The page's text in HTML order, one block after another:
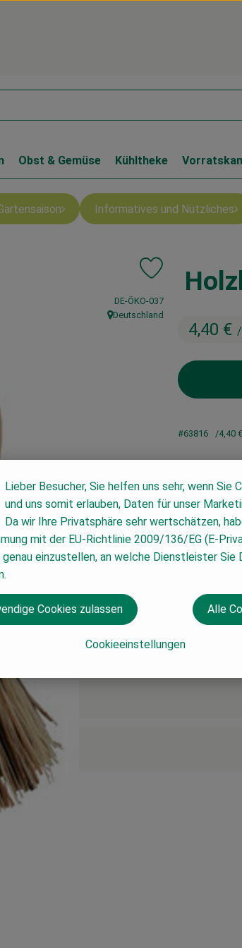
Obst & Gemüse Kühltheke
Informatives und Nützliches
4,40 €
Produkt zu
, Kontrollstelle:
DE-ÖKO-037
, Herkunft:
Deutschland
#63816 4,40 €
Lieber Besucher, Sie helfen uns sehr, wenn Sie
und uns somit erlauben, Daten für unser
Da wir Ihre Privatsphäre sehr wertschätzen,
mit der EU-Richtlinie 2009/136/EG (E-
einzustellen, an welche Dienstleister Sie
Cookieeinstellungen
Cookies zulassen Alle